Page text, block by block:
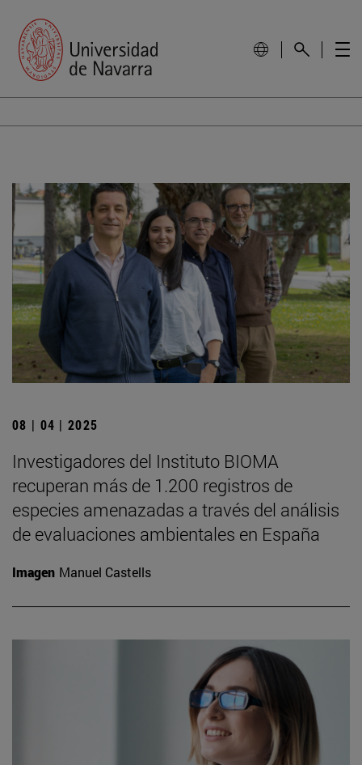
08 | 04 | 2025
Investigadores del Instituto BIOMA
recuperan más de 1.200 registros de
especies amenazadas a través del análisis
de evaluaciones ambientales en España
Imagen Manuel Castells